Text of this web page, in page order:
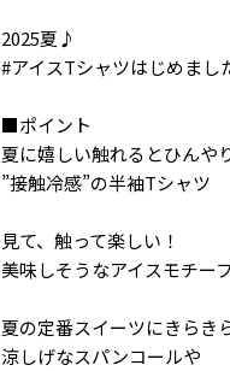
2025夏♪
#アイスTシャツはじめまし
■ポイント
夏に嬉しい触れるとひんや
”接触冷感”の半袖Tシャツ
見て、触って楽しい！
美味しそうなアイスモチー
夏の定番スイーツにきらき
涼しげなスパンコールや